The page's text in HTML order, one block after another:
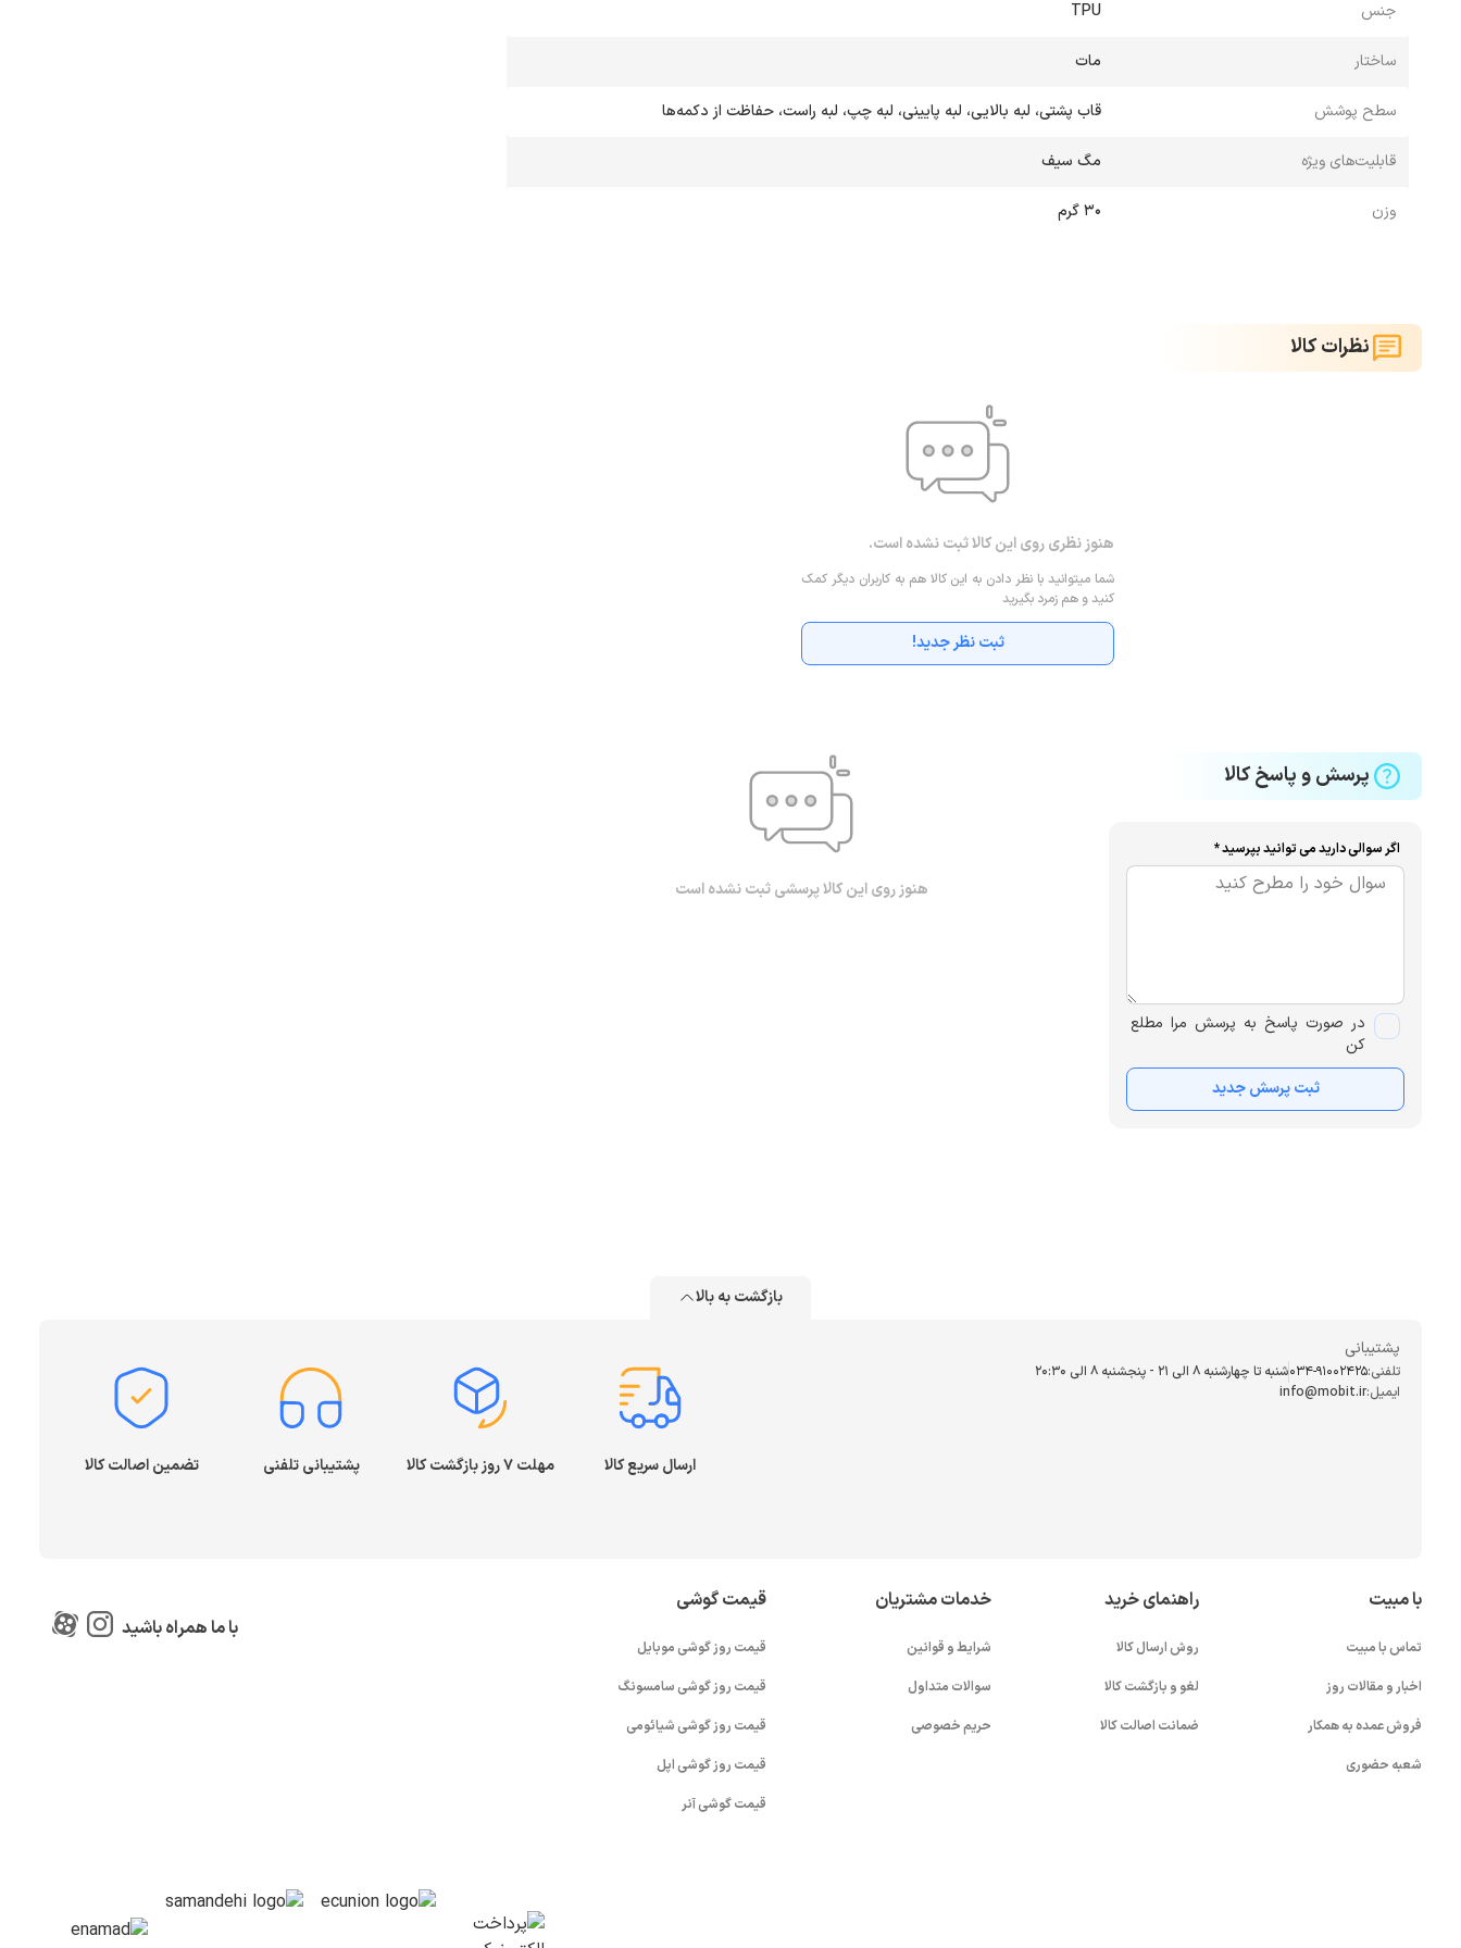
جنس TPU
ساختار مات
سطح پوشش قاب پشتی، لبه بالایی، لبه پایینی، لبه چپ، لبه راست، حفاظت از دکمه‌ها
قابلیت‌های ویژه مگ سیف
وزن 30 گرم
نظرات کالا
هنوز نظری روی این کالا ثبت نشده است.
شما میتوانید با نظر دادن به این کالا هم به کاربران دیگر کمک
کنید و هم زمرد بگیرید
ثبت نظر جدید!
پرسش و پاسخ کالا
اگر سوالی دارید می توانید بپرسید *
در صورت پاسخ به پرسش مرا مطلع
کن
ثبت پرسش جدید
هنوز روی این کالا پرسشی ثبت نشده است
بازگشت به بالا
پشتیبانی
تلفنی:034-91002425شنبه تا چهارشنبه ۸ الی ۲۱ - پنجشنبه 8 الی ۲۰:۳۰
ایمیل:info@mobit.ir
ارسال سریع کالا مهلت ۷ روز بازگشت کالا پشتیبانی تلفنی تضمین اصالت کالا
با مبیت
تماس با مبیت
اخبار و مقالات روز
فروش عمده به همکار
شعبه حضوری
راهنمای خرید
روش ارسال کالا
لغو و بازگشت کالا
ضمانت اصالت کالا
خدمات مشتریان
شرایط و قوانین
سوالات متداول
حریم خصوصی
قیمت گوشی
قیمت روز گوشی موبایل
قیمت روز گوشی سامسونگ
قیمت روز گوشی شیائومی
قیمت روز گوشی اپل
قیمت گوشی آنر
با ما همراه باشید